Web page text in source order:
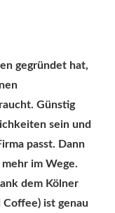
gegründet hat,
Günstig
sein und
passt. Dann
im Wege.
dem Kölner
Coffee) ist genau